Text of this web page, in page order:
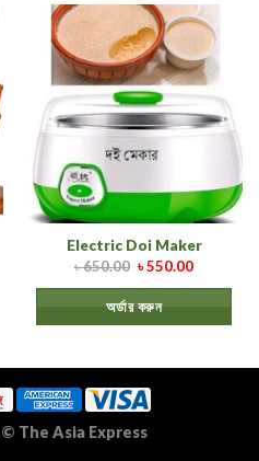
Electric Doi Maker
৳650.00 ৳550.00
অর্ডার করুন
© The Asia Express